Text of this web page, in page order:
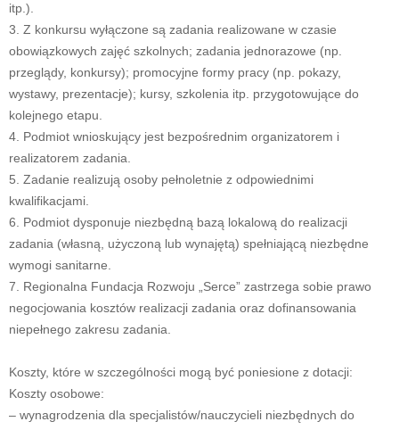
itp.).
3. Z konkursu wyłączone są zadania realizowane w czasie
obowiązkowych zajęć szkolnych; zadania jednorazowe (np.
przeglądy, konkursy); promocyjne formy pracy (np. pokazy,
wystawy, prezentacje); kursy, szkolenia itp. przygotowujące do
kolejnego etapu.
4. Podmiot wnioskujący jest bezpośrednim organizatorem i
realizatorem zadania.
5. Zadanie realizują osoby pełnoletnie z odpowiednimi
kwalifikacjami.
6. Podmiot dysponuje niezbędną bazą lokalową do realizacji
zadania (własną, użyczoną lub wynajętą) spełniającą niezbędne
wymogi sanitarne.
7. Regionalna Fundacja Rozwoju „Serce” zastrzega sobie prawo
negocjowania kosztów realizacji zadania oraz dofinansowania
niepełnego zakresu zadania.
Koszty, które w szczególności mogą być poniesione z dotacji:
Koszty osobowe:
– wynagrodzenia dla specjalistów/nauczycieli niezbędnych do